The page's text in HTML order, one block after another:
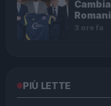
Romani
3 ore fa
PIÙ LETTE